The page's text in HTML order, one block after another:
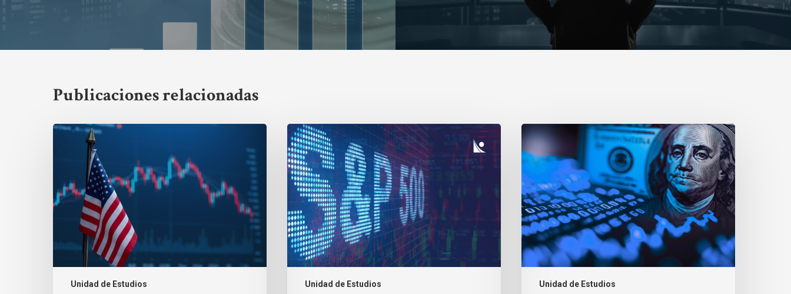
Publicaciones relacionadas
Unidad de Estudios
Perspectivas
Financieras:
volatilidad
en
las
expectativas
política
monetaria
Unidad de Estudios
Perspectivas
Financieras:
Valorización
histórica
y
expectativas
del
S&P500
Unidad de Estudios
Perspectivas
Financieras:
Recrudecimiento
de
tensiones
comerciales
y
riesgos
en
renta
variable